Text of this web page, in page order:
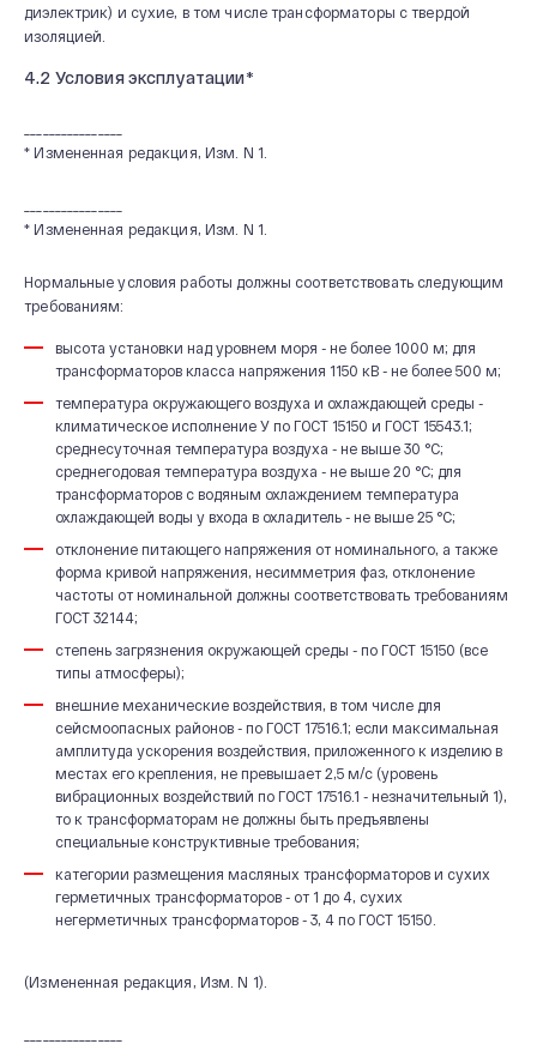
диэлектрик) и сухие, в том числе трансформаторы с твердой
изоляцией.
4.2 Условия эксплуатации*
* Измененная редакция, Изм. N 1.
* Измененная редакция, Изм. N 1.
Нормальные условия работы должны соответствовать следующим
требованиям:
высота установки над уровнем моря - не более 1000 м; для
трансформаторов класса напряжения 1150 кВ - не более 500 м;
температура окружающего воздуха и охлаждающей среды -
климатическое исполнение У по ГОСТ 15150 и ГОСТ 15543.1;
среднесуточная температура воздуха - не выше 30 °С;
среднегодовая температура воздуха - не выше 20 °С; для
трансформаторов с водяным охлаждением температура
охлаждающей воды у входа в охладитель - не выше 25 °С;
отклонение питающего напряжения от номинального, а также
форма кривой напряжения, несимметрия фаз, отклонение
частоты от номинальной должны соответствовать требованиям
ГОСТ 32144;
степень загрязнения окружающей среды - по ГОСТ 15150 (все
типы атмосферы);
внешние механические воздействия, в том числе для
сейсмоопасных районов - по ГОСТ 17516.1; если максимальная
амплитуда ускорения воздействия, приложенного к изделию в
местах его крепления, не превышает 2,5 м/с (уровень
вибрационных воздействий по ГОСТ 17516.1 - незначительный 1),
то к трансформаторам не должны быть предъявлены
специальные конструктивные требования;
категории размещения масляных трансформаторов и сухих
герметичных трансформаторов - от 1 до 4, сухих
негерметичных трансформаторов - 3, 4 по ГОСТ 15150.
(Измененная редакция, Изм. N 1).